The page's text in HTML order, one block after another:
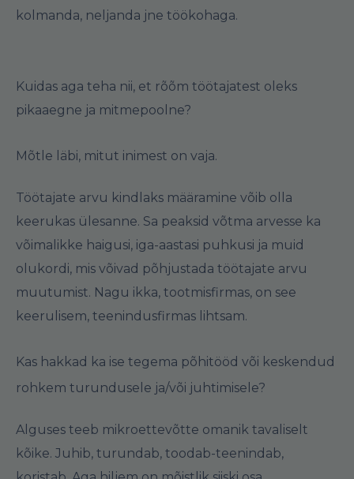
kolmanda, neljanda jne töökohaga.
Kuidas aga teha nii, et rõõm töötajatest oleks
pikaaegne ja mitmepoolne?
Mõtle läbi, mitut inimest on vaja.
Töötajate arvu kindlaks määramine võib olla
keerukas ülesanne. Sa peaksid võtma arvesse ka
võimalikke haigusi, iga-aastasi puhkusi ja muid
olukordi, mis võivad põhjustada töötajate arvu
muutumist. Nagu ikka, tootmisfirmas, on see
keerulisem, teenindusfirmas lihtsam.
Kas hakkad ka ise tegema põhitööd või keskendud
rohkem turundusele ja/või juhtimisele?
Alguses teeb mikroettevõtte omanik tavaliselt
kõike. Juhib, turundab, toodab-teenindab,